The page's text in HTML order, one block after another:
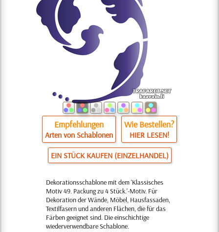
Empfehlungen
Arten von Schablonen
Wie Bestellen?
HIER LESEN!
EIN STÜCK KAUFEN (EINZELHANDEL)
Dekorationsschablone mit dem 'Klassisches
Motiv 49. Packung zu 4 Stück.'-Motiv. Für
Dekoration der Wände, Möbel, Hausfassaden,
Textilfasern und anderen Flächen, die für das
Färben geeignet sind. Die einschichtige
wiederverwendbare Schablone.